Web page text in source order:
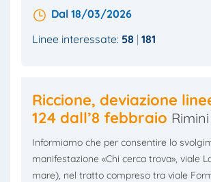
Dal 18/03/2026
Linee interessate: 58 181
Riccione, deviazione
124 dall’8 febbraio Rimini
Informiamo che per consentire lo
manifestazione «Chi cerca trova», viale
mare), nel tratto compreso tra viale